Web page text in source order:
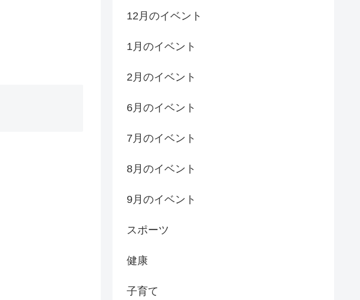
12月のイベント
1月のイベント
2月のイベント
6月のイベント
7月のイベント
8月のイベント
9月のイベント
スポーツ
健康
子育て